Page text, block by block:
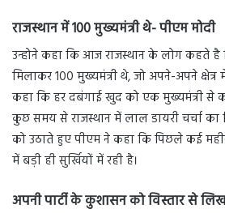
राजस्थान में 100 मुख्यमंत्री थे- पीएम मोदी
उन्होने कहा कि आज राजस्थान के लोग कहते है
मिलाकर 100 मुख्यमंत्री थे, जो अपने-अपने क्षेत्र
कहा कि हर दबंगाई खुद को एक मुख्यमंत्री से
कुछ समय से राजस्थान में लाल डायरी चर्चा का
को उठाते हुए पीएम ने कहा कि पिछले कई
में बड़ी ही सुर्खियों में रही है।
अपनी पार्टी के कुशासन को विस्तार से